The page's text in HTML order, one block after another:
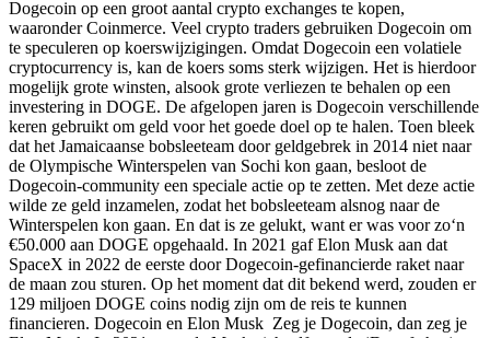
Dogecoin op een groot aantal crypto exchanges te kopen,
waaronder Coinmerce. Veel crypto traders gebruiken Dogecoin om
te speculeren op koerswijzigingen. Omdat Dogecoin een volatiele
cryptocurrency is, kan de koers soms sterk wijzigen. Het is hierdoor
mogelijk grote winsten, alsook grote verliezen te behalen op een
investering in DOGE. De afgelopen jaren is Dogecoin verschillende
keren gebruikt om geld voor het goede doel op te halen. Toen bleek
dat het Jamaicaanse bobsleeteam door geldgebrek in 2014 niet naar
de Olympische Winterspelen van Sochi kon gaan, besloot de
Dogecoin-community een speciale actie op te zetten. Met deze actie
wilde ze geld inzamelen, zodat het bobsleeteam alsnog naar de
Winterspelen kon gaan. En dat is ze gelukt, want er was voor zo‘n
€50.000 aan DOGE opgehaald. In 2021 gaf Elon Musk aan dat
SpaceX in 2022 de eerste door Dogecoin-gefinancierde raket naar
de maan zou sturen. Op het moment dat dit bekend werd, zouden er
129 miljoen DOGE coins nodig zijn om de reis te kunnen
financieren. Dogecoin en Elon Musk Zeg je Dogecoin, dan zeg je